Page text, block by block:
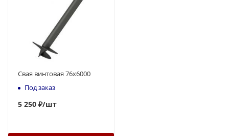
Свая винтовая 76x6000
Под заказ
5 250 ₽/шт